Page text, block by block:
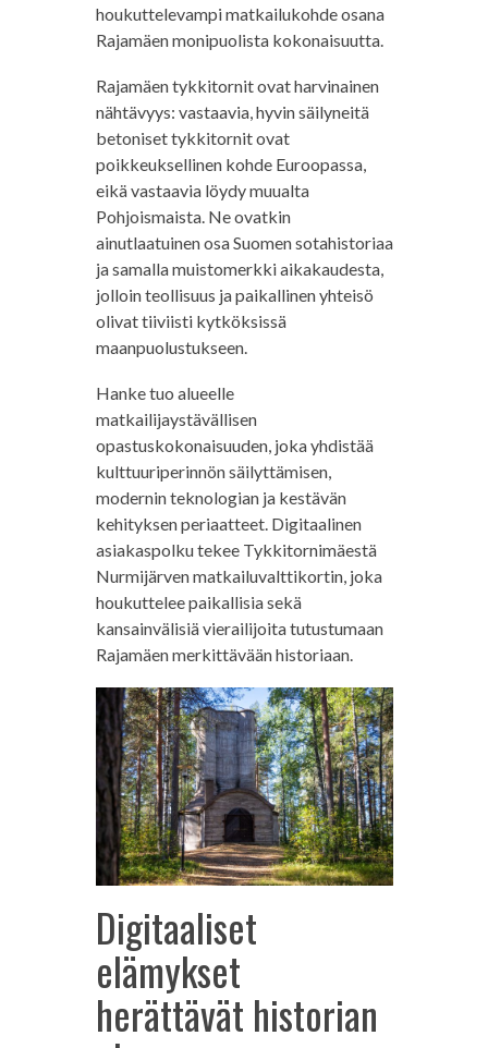
houkuttelevampi matkailukohde osana
Rajamäen monipuolista kokonaisuutta.
Rajamäen tykkitornit ovat harvinainen
nähtävyys: vastaavia, hyvin säilyneitä
betoniset tykkitornit ovat
poikkeuksellinen kohde Euroopassa,
eikä vastaavia löydy muualta
Pohjoismaista. Ne ovatkin
ainutlaatuinen osa Suomen sotahistoriaa
ja samalla muistomerkki aikakaudesta,
jolloin teollisuus ja paikallinen yhteisö
olivat tiiviisti kytköksissä
maanpuolustukseen.
Hanke tuo alueelle
matkailijaystävällisen
opastuskokonaisuuden, joka yhdistää
kulttuuriperinnön säilyttämisen,
modernin teknologian ja kestävän
kehityksen periaatteet. Digitaalinen
asiakaspolku tekee Tykkitornimäestä
Nurmijärven matkailuvalttikortin, joka
houkuttelee paikallisia sekä
kansainvälisiä vierailijoita tutustumaan
Rajamäen merkittävään historiaan.
Digitaaliset
elämykset
herättävät historian